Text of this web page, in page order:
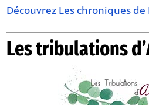
Découvrez Les chroniques
Les tribulations